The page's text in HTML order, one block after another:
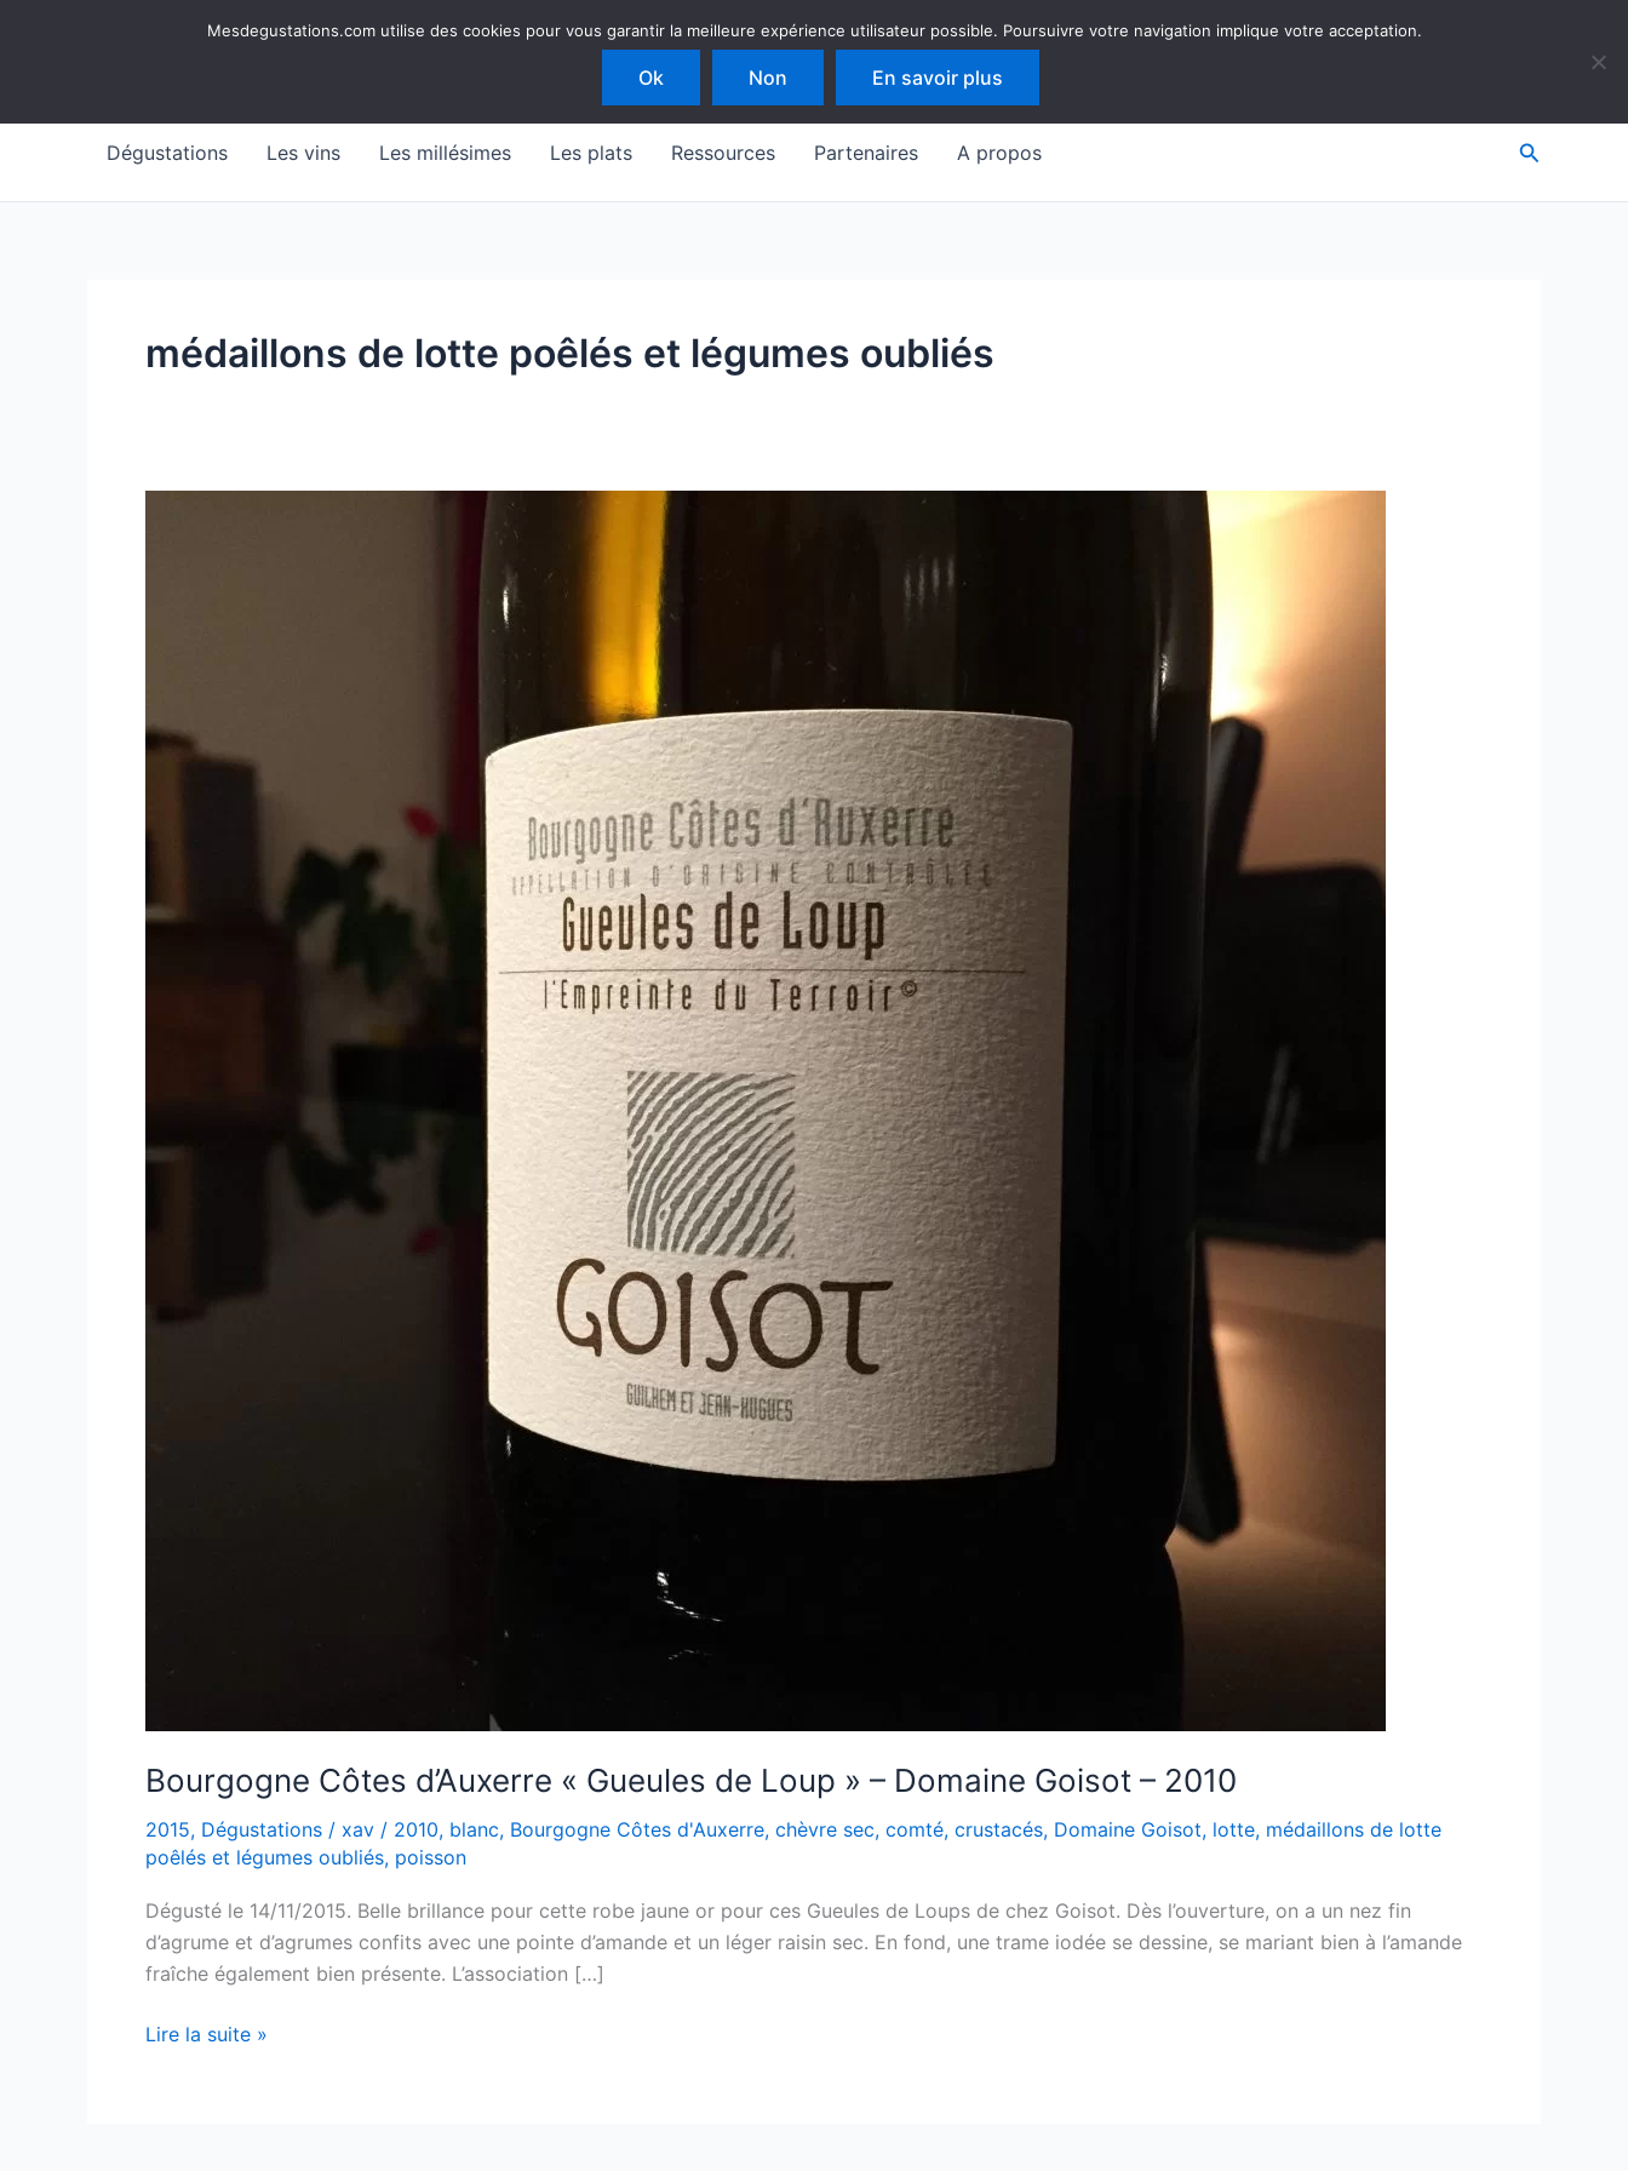
Mesdegustations
Dégustations Les vins Les millésimes Les plats Ressources Partenaires A propos
médaillons de lotte poêlés et légumes oubliés
Bourgogne Côtes d’Auxerre « Gueules de Loup » – Domaine Goisot – 2010
2015, Dégustations / xav / 2010, blanc, Bourgogne Côtes d'Auxerre, chèvre sec, comté, crustacés, Domaine Goisot, lotte, médaillons de lotte
poêlés et légumes oubliés, poisson
Dégusté le 14/11/2015. Belle brillance pour cette robe jaune or pour ces Gueules de Loups de chez Goisot. Dès l’ouverture, on a un nez fin
d’agrume et d’agrumes confits avec une pointe d’amande et un léger raisin sec. En fond, une trame iodée se dessine, se mariant bien à l’amande
fraîche également bien présente. L’association […]
Bourgogne
Lire la suite »
Mesdegustations.com utilise des cookies pour vous garantir la meilleure expérience utilisateur possible. Poursuivre votre navigation implique votre acceptation.
Ok Non En savoir plus